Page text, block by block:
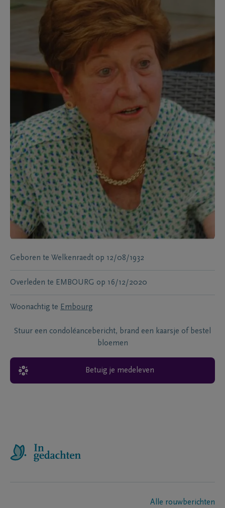
Geboren te Welkenraedt op 12/08/1932
Overleden te EMBOURG op 16/12/2020
Woonachtig te Embourg
Stuur een condoléancebericht, brand een kaarsje of bestel
bloemen
Betuig je medeleven
Alle rouwberichten